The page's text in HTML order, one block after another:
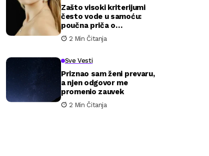
Zašto visoki kriterijumi
često vode u samoću:
poučna priča o
očekivanjima i stvarnosti
u ljubavi
2 Min Čitanja
Sve Vesti
Priznao sam ženi prevaru,
a njen odgovor me
promenio zauvek
2 Min Čitanja